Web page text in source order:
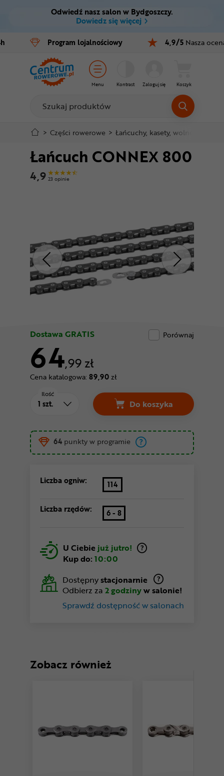
Ctrl M
Menu główne
Informacje o produkcie
Do koszyka
Szczegółowe informacje
Stopka
Odwiedź nasz salon w Bydgoszczy.
Dowiedz się więcej
Program lojalnościowy 4,9/5 Nasza
Menu Kontrast Zaloguj się Koszyk
Rowery
E-bike
Części
Akcesoria
Odzież
Kaski
Buty
Nowości
Superoferta
> Części rowerowe > Łańcuchy, kasety, wolnobiegi
Łańcuch CONNEX 800
4,9 23 opinie
Dostawa GRATIS Porównaj
64,99 zł
Cena katalogowa: 89,90zł
Ilość
Do koszyka
Łańcuch CONNEX
64 punkty w programie
Liczba ogniw: 114
Liczba rzędów: 6 - 8
U Ciebie już jutro!
Kup do: 10:00
Dostępnystacjonarnie
Odbierz za 2 godzinyw salonie!
Sprawdź dostępność w salonach
Zobacz również